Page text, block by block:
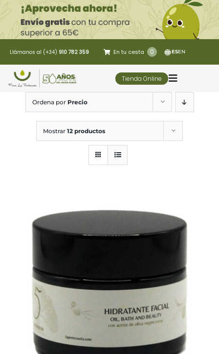
Saltar
al
contenido
Llámanos al (+34) 910 782 359 En tu cesta 0 ESEN
Tienda Online
Toggle
5 Elementos
Oleoturismo
Mi cuenta
Ordena por Precio
Mostrar 12 productos